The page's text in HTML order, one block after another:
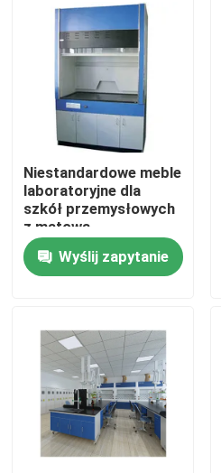
Dom
O nas
Łączność
Niestandardowe meble
laboratoryjne dla
szkół przemysłowych
z matową
powierzchnią
Wyślij zapytanie